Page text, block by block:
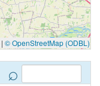
| © OpenStreetMap (ODBL)